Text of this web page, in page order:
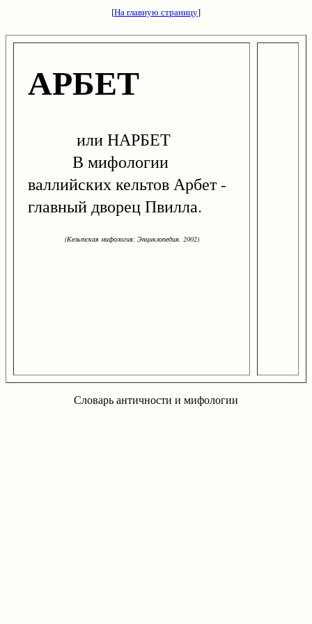
[На главную страницу]
АРБЕТ
или НАРБЕТ
В мифологии
валлийских кельтов Арбет -
главный дворец Пвилла.
(Кельтская мифология: Энциклопедия. 2002)
Словарь античности и мифологии